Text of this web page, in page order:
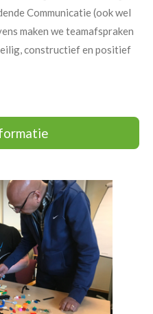
Communicatie (ook wel
maken we teamafspraken
constructief en positief